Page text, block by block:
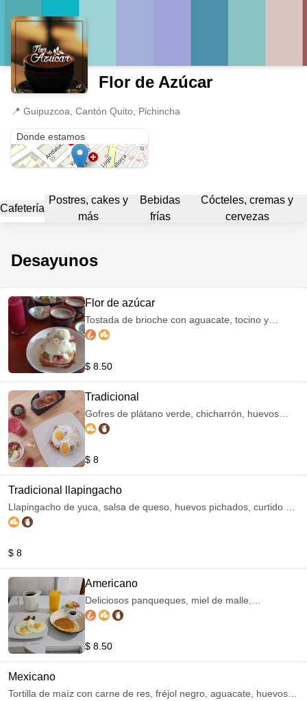
Flor de Azúcar
📍 Guipuzcoa, Cantón Quito, Pichincha
Donde estamos
Cafetería
Postres, cakes y
más
Bebidas
frías
Cócteles, cremas y
cervezas
Desayunos
Flor de azúcar
Tostada de brioche con aguacate, tocino y
huevos pichados cubierto con nuestra deliciosa
mermelada, jugo de fruta, porción de fruta y café
$ 8.50
Tradicional
Gofres de plátano verde, chicharrón, huevos
fritos y queso rallado. Incluye pan de la casa,
picada y café filtrado.
$ 8
Tradicional llapingacho
Llapingacho de yuca, salsa de queso, huevos pichados, curtido de
tomate y cebolla. Incluye pan de la casa, mantequilla, mermelada,
$ 8
Americano
Deliciosos panqueques, miel de malle,
salchichas rancheras y huevos fritos. Incluye pan
fruta, porción de fruta y café filtrado.
$ 8.50
Mexicano
Tortilla de maíz con carne de res, fréjol negro, aguacate, huevos